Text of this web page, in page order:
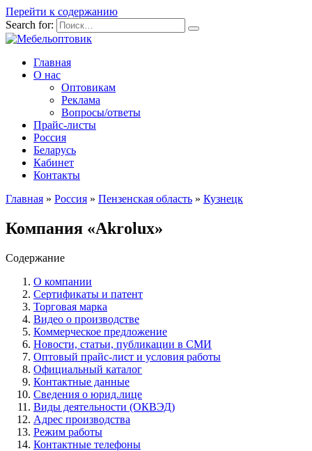
Перейти к содержанию
Search for:
Главная
О нас
Оптовикам
Реклама
Вопросы/ответы
Прайс-листы
Россия
Беларусь
Кабинет
Контакты
Главная » Россия » Пензенская область » Кузнецк
Компания «Akrolux»
Содержание
О компании
Сертификаты и патент
Торговая марка
Видео о производстве
Коммерческое предложение
Новости, статьи, публикации в СМИ
Оптовый прайс-лист и условия работы
Официальный каталог
Контактные данные
Сведения о юрид.лице
Виды деятельности (ОКВЭД)
Адрес производства
Режим работы
Контактные телефоны